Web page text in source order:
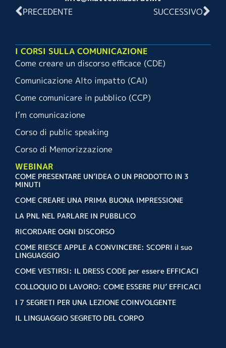
PRECEDENTE
SUCCESSIVO
I CORSI SULLA COMUNICAZIONE
Come creare un discorso efficace (CDE)
Comunicazione Alto impatto (CAI)
Come comunicare in pubblico (CCP)
I’m comunicazione
Corso di public speaking
Corso di Memorizzazione
WEBINAR
COME PRESENTARE UN’IDEA O UN PRODOTTO IN 3
MINUTI
COME CREARE UNA PRIMA BUONA IMPRESSIONE
LA PNL NEL PARLARE IN PUBBLICO
RICORDARE OGNI DISCORSO
COME RIESCE APPLE A CONVINCERE: SCOPRI il suo
LINGUAGGIO
COME VESTIRSI: IL DRESS CODE per essere EFFICACI
COLLOQUIO DI LAVORO: COME ESSERE PIU’ EFFICACI
I 7 SEGRETI PER UNA LEZIONE COINVOLGENTE
IL LINGUAGGIO SEGRETO DEL CORPO